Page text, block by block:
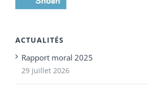
ACTUALITÉS
Rapport moral 2025
29 juillet 2026